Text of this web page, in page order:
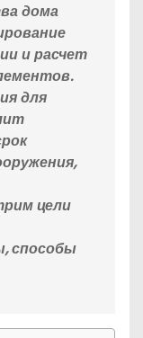
дома
и расчет
для
цели
способы